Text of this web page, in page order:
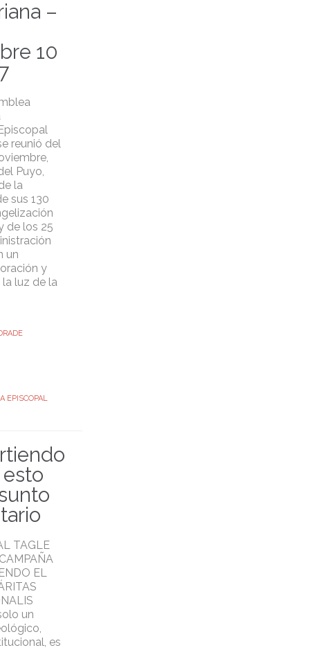
–
10
reunió del
Puyo,
la
sus 130
de los 25
un
y
luz de la
EPISCOPAL
esto
TAGLE
EL
un
es